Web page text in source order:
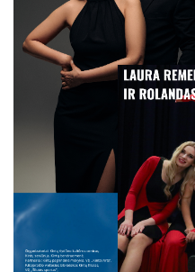
BAIGIAMAS ES
ES PROJEKTAS
ES PROJEKTAS
ES PROJEKTAS
ES PROJEKTAS
ES PROJEKTAS
ES PROJEKTAS